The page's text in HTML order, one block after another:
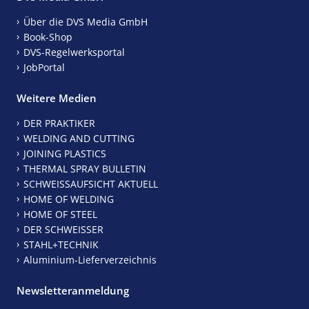
Über die DVS Media GmbH
Book-Shop
DVS-Regelwerksportal
JobPortal
Weitere Medien
DER PRAKTIKER
WELDING AND CUTTING
JOINING PLASTICS
THERMAL SPRAY BULLETIN
SCHWEISSAUFSICHT AKTUELL
HOME OF WELDING
HOME OF STEEL
DER SCHWEISSER
STAHL+TECHNIK
Aluminium-Lieferverzeichnis
Newsletteranmeldung